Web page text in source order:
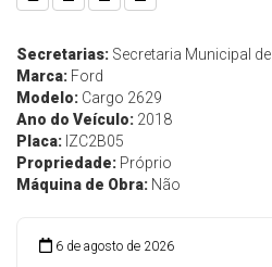
Secretarias: Secretaria Municipal
Marca: Ford
Modelo: Cargo 2629
Ano do Veículo: 2018
Placa: IZC2B05
Propriedade: Próprio
Máquina de Obra: Não
6 de agosto de 2026